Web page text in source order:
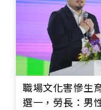
職場文化害慘生
選一，勞長：男